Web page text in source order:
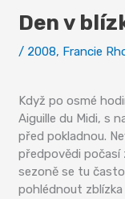
Den v
/ 2008, Francie
Když po osmé
Aiguille du Midi, s
před pokladnou.
předpovědi počasí
sezoně se tu
pohlédnout